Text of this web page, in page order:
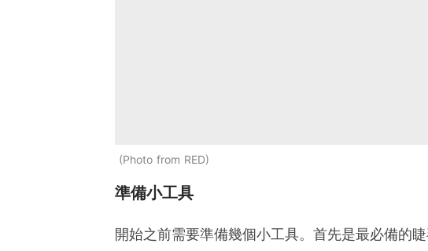
Photo from RED
準備小工具
開始之前需要準備幾個小工具。首先是最必備的